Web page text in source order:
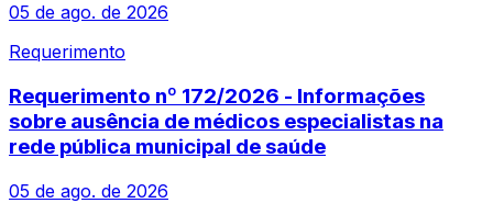
05 de ago. de 2026
Requerimento
Requerimento nº 172/2026 - Informações
sobre ausência de médicos especialistas na
rede pública municipal de saúde
05 de ago. de 2026